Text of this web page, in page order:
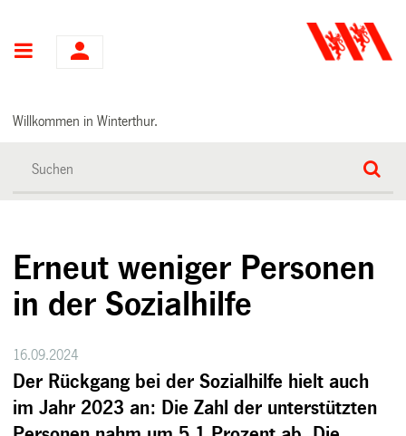
Hauptnavigation
Willkommen in Winterthur.
Erneut weniger Personen
in der Sozialhilfe
16.09.2024
Der Rückgang bei der Sozialhilfe hielt auch
im Jahr 2023 an: Die Zahl der unterstützten